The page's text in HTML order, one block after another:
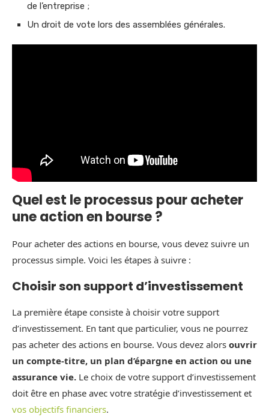
de l’entreprise ;
Un droit de vote lors des assemblées générales.
Quel est le processus pour acheter
une action en bourse ?
Pour acheter des actions en bourse, vous devez suivre un
processus simple. Voici les étapes à suivre :
Choisir son support d’investissement
La première étape consiste à choisir votre support
d’investissement. En tant que particulier, vous ne pourrez
pas acheter des actions en bourse. Vous devez alors ouvrir
un compte-titre, un plan d’épargne en action ou une
assurance vie. Le choix de votre support d’investissement
doit être en phase avec votre stratégie d’investissement et
vos objectifs financiers.